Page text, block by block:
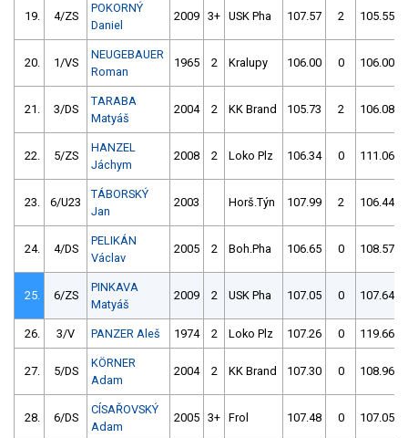
19. 4/ZS
POKORNÝ
Daniel
2009 3+ USK Pha 107.57 2 105.55
20. 1/VS
NEUGEBAUER
Roman
1965 2 Kralupy 106.00 0 106.00
21. 3/DS
TARABA
Matyáš
2004 2 KK Brand 105.73 2 106.08
22. 5/ZS
HANZEL
Jáchym
2008 2 Loko Plz 106.34 0 111.06
23. 6/U23
TÁBORSKÝ
Jan
2003 Horš.Týn 107.99 2 106.44
24. 4/DS
PELIKÁN
Václav
2005 2 Boh.Pha 106.65 0 108.57
25. 6/ZS
PINKAVA
Matyáš
2009 2 USK Pha 107.05 0 107.64
26. 3/V PANZER Aleš 1974 2 Loko Plz 107.26 0 119.66
27. 5/DS
KÖRNER
Adam
2004 2 KK Brand 107.30 0 108.96
28. 6/DS
CÍSAŘOVSKÝ
Adam
2005 3+ Frol 107.48 0 107.05